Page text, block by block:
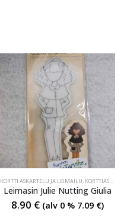
KORTTI ASKARTELU JA LEIMAILU, KORTTIASKARTELU JA LEIMAILU
Leimasin Julie Nutting Giulia
8.90 € (alv 0 % 7.09 €)